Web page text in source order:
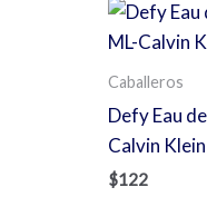
Caballeros
Defy Eau
Calvin Klein
$122